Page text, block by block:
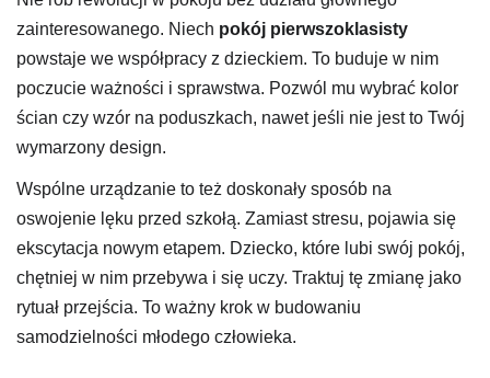
zainteresowanego. Niech pokój pierwszoklasisty
powstaje we współpracy z dzieckiem. To buduje w nim
poczucie ważności i sprawstwa. Pozwól mu wybrać kolor
ścian czy wzór na poduszkach, nawet jeśli nie jest to Twój
wymarzony design.
Wspólne urządzanie to też doskonały sposób na
oswojenie lęku przed szkołą. Zamiast stresu, pojawia się
ekscytacja nowym etapem. Dziecko, które lubi swój pokój,
chętniej w nim przebywa i się uczy. Traktuj tę zmianę jako
rytuał przejścia. To ważny krok w budowaniu
samodzielności młodego człowieka.